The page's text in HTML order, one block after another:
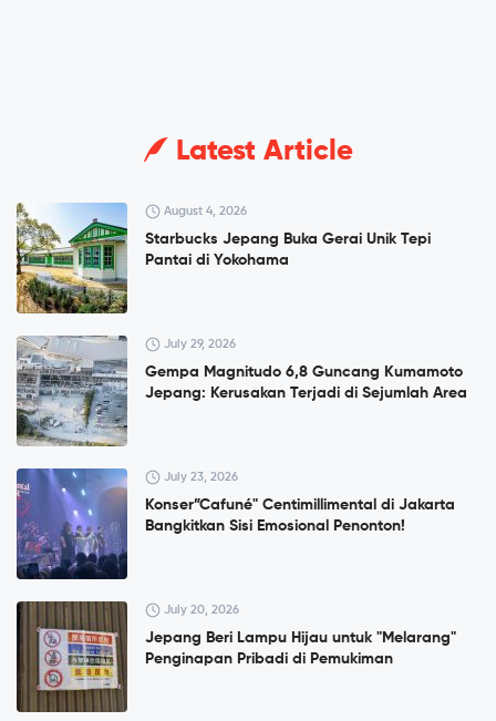
Latest Article
August 4, 2026
Starbucks Jepang Buka Gerai Unik Tepi
Pantai di Yokohama
July 29, 2026
Gempa Magnitudo 6,8 Guncang Kumamoto
Jepang: Kerusakan Terjadi di Sejumlah Area
July 23, 2026
Konser”Cafuné" Centimillimental di Jakarta
Bangkitkan Sisi Emosional Penonton!
July 20, 2026
Jepang Beri Lampu Hijau untuk "Melarang"
Penginapan Pribadi di Pemukiman